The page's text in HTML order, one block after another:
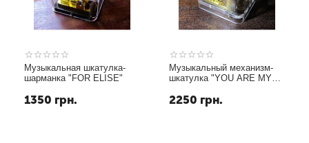
Музыкальная шкатулка-
шарманка "FOR ELISE"
1350 грн.
Музыкальный механизм-
шкатулка "YOU ARE MY
2250 грн.